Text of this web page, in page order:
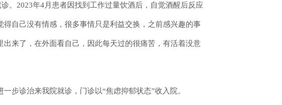
。2023年4月患者因找到工作过量饮酒后，自觉酒醒后反应
自己没有情感，很多事情只是利益交换，之前感兴趣的事
来了，在外面看自己，因此每天过的很痛苦，有活着没意
步诊治来我院就诊，门诊以“焦虑抑郁状态”收入院。